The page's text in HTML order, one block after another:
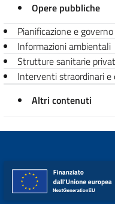
Opere pubbliche
Pianificazione e
Informazioni ambientali
Strutture sanitarie
Interventi straordinari e
Altri contenuti